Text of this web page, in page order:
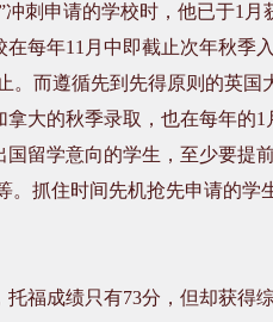
冲刺申请的学校时，他已于1 月
在每年11 月中即截止次年秋季
。而遵循先到先得原则的英
大的秋季录取，也在每年的1
留学意向的学生，至少要提
。抓住时间先机抢先申请的学
托福成绩只有73分，但却获得